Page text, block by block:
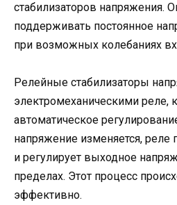
стабилизаторов напряжения.
поддерживать постоянное
при возможных колебаниях
Релейные стабилизаторы
электромеханическими реле,
автоматическое
напряжение изменяется, реле
и регулирует выходное
пределах. Этот процесс
эффективно.